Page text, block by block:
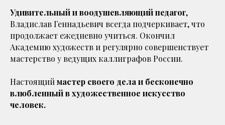
Удивительный и воодушевляющий педагог,
Владислав Геннадьевич всегда подчеркивает, что
продолжает ежедневно учиться. Окончил
Академию художеств и регулярно совершенствует
мастерство у ведущих каллиграфов России.
Настоящиймастер своего дела и бесконечно
влюбленный в художественное искусство
человек.